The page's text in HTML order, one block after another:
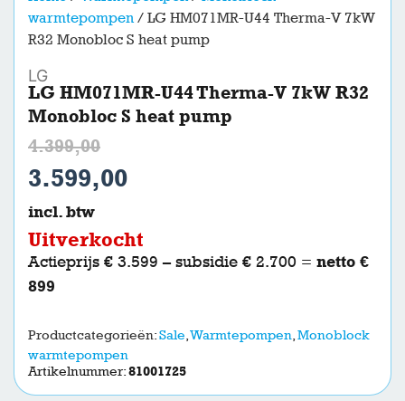
warmtepompen / LG HM071MR-U44 Therma-V 7kW
R32 Monobloc S heat pump
LG
LG HM071MR-U44 Therma-V 7kW R32
Monobloc S heat pump
4.399,00
3.599,00
incl. btw
Uitverkocht
Actieprijs € 3.599 – subsidie € 2.700 = netto €
899
Productcategorieën:Sale ,Warmtepompen Monoblock
warmtepompen
Artikelnummer:81001725